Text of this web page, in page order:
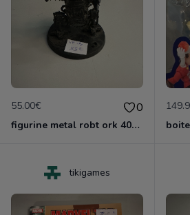
55.00€ 0
figurine metal robt ork 40000 games worshop
tikigames